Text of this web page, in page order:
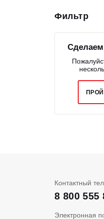
ШИНЫ
КПП
ЗАПЧАСТИ
Фильтр
Контактный
8 800 555
Электронная